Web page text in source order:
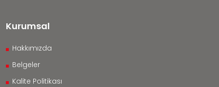
Kurumsal
Hakkımızda
Belgeler
Kalite Politikası